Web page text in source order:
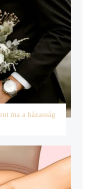
ma a házasság